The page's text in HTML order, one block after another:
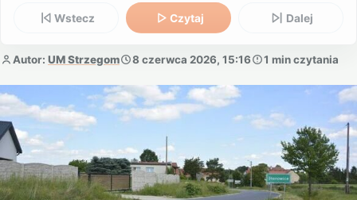
Wstecz Czytaj Dalej
Autor: UM Strzegom 8 czerwca 2026, 15:16 1 min czytania